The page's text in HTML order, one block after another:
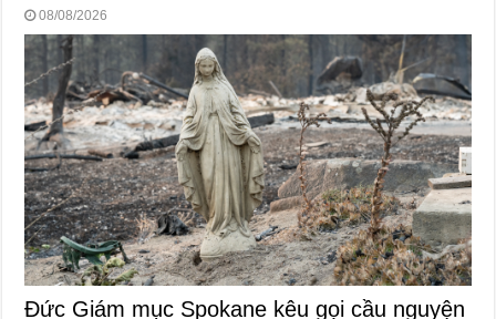
08/08/2026
Đức Giám mục Spokane kêu gọi cầu nguyện